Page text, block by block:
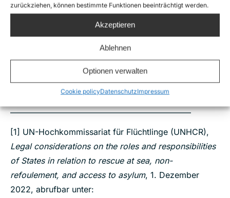
zurückziehen, können bestimmte Funktionen beeinträchtigt werden.
Akzeptieren
Ablehnen
Optionen verwalten
Cookie policyDatenschutzImpressum
Watch the Med – Alarm Phone
Human Rights at Sea
——————————————————————
[1] UN-Hochkommissariat für Flüchtlinge (UNHCR),
Legal considerations on the roles and responsibilities
of States in relation to rescue at sea, non-
refoulement, and access to asylum, 1. Dezember
2022, abrufbar unter: